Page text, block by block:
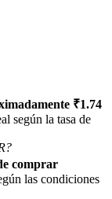
en efectivo ₹1.74
según la tasa de
comprar
las condiciones